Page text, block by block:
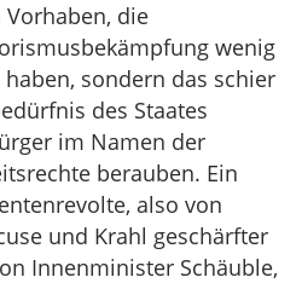
die
wenig
sondern das schier
des Staates
im Namen der
berauben. Ein
also von
und Krahl geschärfter
Innenminister Schäuble,